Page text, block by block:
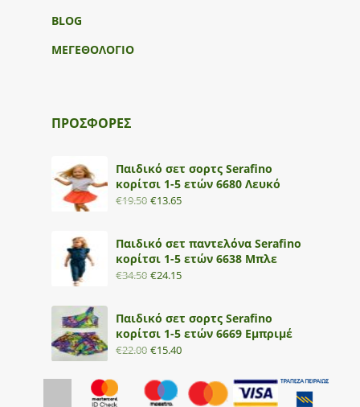
BLOG
ΜΕΓΕΘΟΛΟΓΙΟ
ΠΡΟΣΦΟΡΕΣ
Παιδικό σετ σορτς Serafino
κορίτσι 1-5 ετών 6680 Λευκό
€19.50 €13.65
Παιδικό σετ παντελόνα Serafino
κορίτσι 1-5 ετών 6638 Μπλε
€34.50 €24.15
Παιδικό σετ σορτς Serafino
κορίτσι 1-5 ετών 6669 Εμπριμέ
€22.00 €15.40